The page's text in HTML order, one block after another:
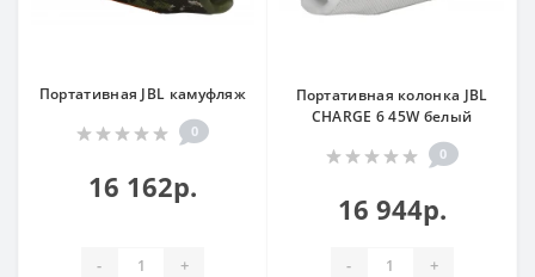
Портативная JBL камуфляж
0
16 162р.
- +
Портативная колонка JBL
CHARGE 6 45W белый
0
16 944р.
- +